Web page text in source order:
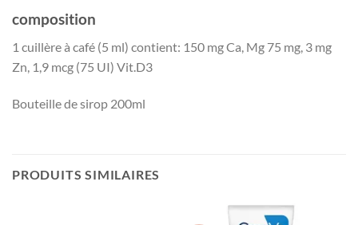
composition
1 cuillère à café (5 ml) contient: 150 mg Ca, Mg 75 mg, 3 mg
Zn, 1,9 mcg (75 UI) Vit.D3
Bouteille de sirop 200ml
PRODUITS SIMILAIRES